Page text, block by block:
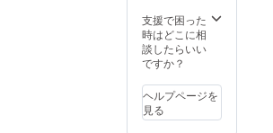
支援で困った
時はどこに相
談したらいい
ですか？
ヘルプページを
見る